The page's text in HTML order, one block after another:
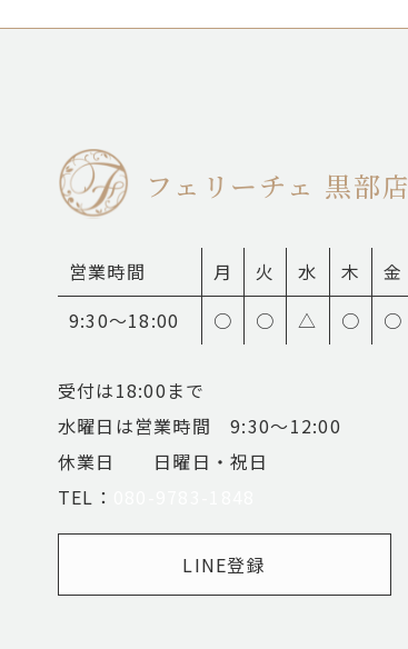
フェリーチェ 黒部店
営業時間 月 火 水 木 金
9:30〜18:00
○ ○ △ ○ ○
受付は18:00まで
水曜日は営業時間 9:30〜12:00
休業日 日曜日・祝日
​​​​​​​TEL：
LINE登録